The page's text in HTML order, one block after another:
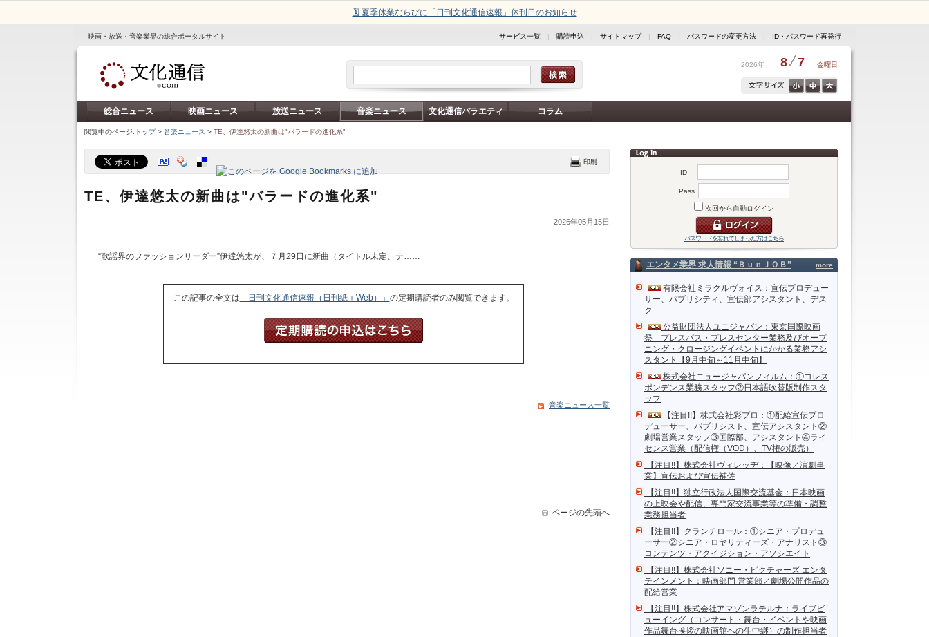
🗓️ 夏季休業ならびに「日刊文化通信速報」休刊日のお知らせ
映画・放送・音楽業界の総合ポータルサイト サービス一覧 | 購読申込 | サイトマップ| FAQ | パスワードの変更方法 | ID・パスワード再発行
2026年 8 7 金曜日
総合ニュース 映画ニュース 放送ニュース 音楽ニュース 文化通信バラエティ コラム
閲覧中のページ: トップ> 音楽ニュース > TE、伊達悠太の新曲は"バラードの進化系"
ID
Pass
次回から自動ログイン
パスワードを忘れてしまった方はこちら
more
エンタメ業界 求人情報 “ＢｕｎＪＯＢ”
有限会社ミラクルヴォイス：宣伝プロデュー
サー、パブリシティ、宣伝部アシスタント、デス
ク
公益財団法人ユニジャパン：東京国際映画
祭 プレスパス・プレスセンター業務及びオープ
ニング・クロージングイベントにかかる業務アシ
スタント【9月中旬～11月中旬】
株式会社ニュージャパンフィルム：①コレス
ポンデンス業務スタッフ②日本語吹替版制作スタ
ッフ
【注目!!】株式会社彩プロ：①配給宣伝プロ
デューサー、パブリシスト、宣伝アシスタント②
劇場営業スタッフ③国際部、アシスタント④ライ
センス営業（配信権（VOD）、TV権の販売）
【注目!!】株式会社ヴィレッヂ：【映像／演劇事
業】宣伝および宣伝補佐
【注目!!】独立行政法人国際交流基金：日本映画
の上映会や配信、専門家交流事業等の準備・調整
業務担当者
【注目!!】クランチロール：①シニア・プロデュ
ーサー②シニア・ロヤリティーズ・アナリスト③
コンテンツ・アクイジション・アソシエイト
【注目!!】株式会社ソニー・ピクチャーズ エンタ
テインメント：映画部門 営業部／劇場公開作品の
配給営業
【注目!!】株式会社アマゾンラテルナ：ライブビ
ューイング（コンサート・舞台・イベントや映画
作品舞台挨拶の映画館への生中継）の制作担当者
TE、伊達悠太の新曲は"バラードの進化系"
2026年05月15日
“歌謡界のファッションリーダー”伊達悠太が、７月29日に新曲（タイトル未定、テ……
この記事の全文は 「日刊文化通信速報（日刊紙＋Web）」 の定期購読者のみ閲覧できます。
音楽ニュース一覧
ページの先頭へ